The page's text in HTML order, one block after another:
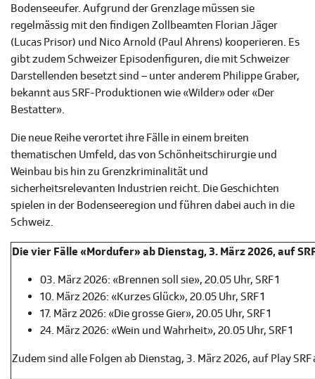
Bodenseeufer. Aufgrund der Grenzlage müssen sie
regelmässig mit den findigen Zollbeamten Florian Jäger
(Lucas Prisor) und Nico Arnold (Paul Ahrens) kooperieren. Es
gibt zudem Schweizer Episodenfiguren, die mit Schweizer
Darstellenden besetzt sind – unter anderem Philippe Graber,
bekannt aus SRF-Produktionen wie «Wilder» oder «Der
Bestatter».
Die neue Reihe verortet ihre Fälle in einem breiten
thematischen Umfeld, das von Schönheitschirurgie und
Weinbau bis hin zu Grenzkriminalität und
sicherheitsrelevanten Industrien reicht. Die Geschichten
spielen in der Bodenseeregion und führen dabei auch in die
Schweiz.
Die vier Fälle «Mordufer» ab Dienstag, 3. März 2026, auf
03. März 2026: «Brennen soll sie», 20.05 Uhr, SRF 1
10. März 2026: «Kurzes Glück», 20.05 Uhr, SRF 1
17. März 2026: «Die grosse Gier», 20.05 Uhr, SRF 1
24. März 2026: «Wein und Wahrheit», 20.05 Uhr, SRF 1
Zudem sind alle Folgen ab Dienstag, 3. März 2026, auf Play